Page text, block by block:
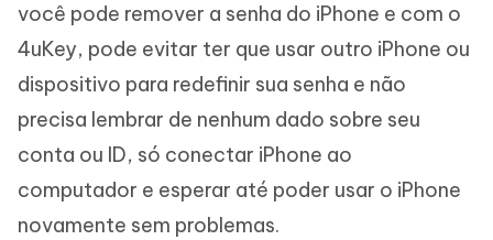
você pode remover a senha do iPhone e com o
4uKey, pode evitar ter que usar outro iPhone ou
dispositivo para redefinir sua senha e não
precisa lembrar de nenhum dado sobre seu
conta ou ID, só conectar iPhone ao
computador e esperar até poder usar o iPhone
novamente sem problemas.